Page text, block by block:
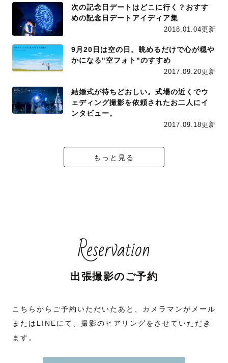
次の記念日デートはどこに行く？おすす
めの記念日デートアイディア集
2018.01.04更新
9月20日は空の日。眺めるだけで心が穏や
かになる"空フォト"のすすめ
2017.09.20更新
結婚式が待ちどおしい。式場の近くでウ
ェディング撮影を依頼されたお二人にイ
ンタビュー。
2017.09.18更新
もっと見る
Reservation
出張撮影のご予約
こちらからご予約いただいたあと、カメラマンがメール
またはLINEにて、撮影のヒアリングをさせていただき
ます。